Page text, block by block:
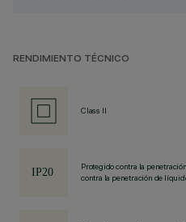
RENDIMIENTO TÉCNICO
Class II
Protegido contra la
contra la penetración de